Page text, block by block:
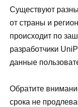
Существуют
от страны и
происходит по
разработчики
данные
Обратите
срока не